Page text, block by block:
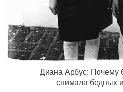
Диана Арбус: Почему
снимала бедных